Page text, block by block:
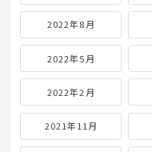
2022年8月
2022年5月
2022年2月
2021年11月